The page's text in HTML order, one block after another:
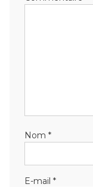
Nom *
E-mail *